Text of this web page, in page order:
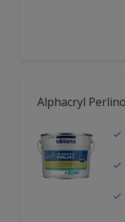
Alphacryl Perlino